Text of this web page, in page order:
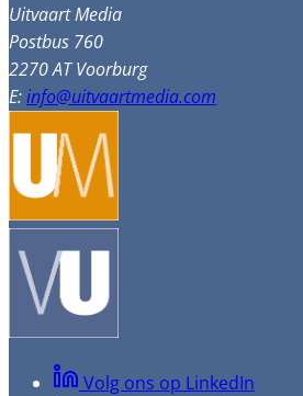
Uitvaart Media
Postbus 760
2270 AT Voorburg
E:info@uitvaartmedia.com
Volg ons op LinkedIn